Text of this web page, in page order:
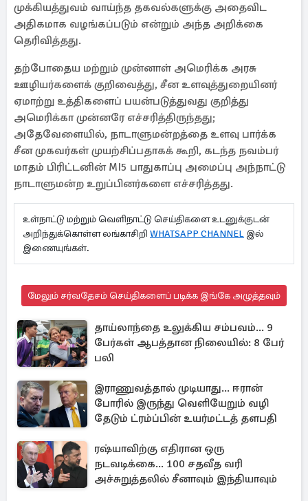
முக்கியத்துவம் வாய்ந்த தகவல்களுக்கு அதைவிட
அதிகமாக வழங்கப்படும் என்றும் அந்த அறிக்கை
தெரிவித்தது.
தற்போதைய மற்றும் முன்னாள் அமெரிக்க அரசு
ஊழியர்களைக் குறிவைத்து, சீன உளவுத்துறையினர்
ஏமாற்று உத்திகளைப் பயன்படுத்துவது குறித்து
அமெரிக்கா முன்னரே எச்சரித்திருந்தது;
அதேவேளையில், நாடாளுமன்றத்தை உளவு பார்க்க
சீன முகவர்கள் முயற்சிப்பதாகக் கூறி, கடந்த நவம்பர்
மாதம் பிரிட்டனின் MI5 பாதுகாப்பு அமைப்பு அந்நாட்டு
நாடாளுமன்ற உறுப்பினர்களை எச்சரித்தது.
உள்நாட்டு மற்றும் வெளிநாட்டு செய்திகளை உடனுக்குடன்
அறிந்துக்கொள்ள லங்காசிறி WHATSAPP CHANNEL இல்
இணையுங்கள்.
மேலும் சர்வதேசம் செய்திகளைப் படிக்க இங்கே அழுத்தவும்
தாய்லாந்தை உலுக்கிய சம்பவம்... 9
பேர்கள் ஆபத்தான நிலையில்: 8 பேர்
பலி
இராணுவத்தால் முடியாது... ஈரான்
போரில் இருந்து வெளியேறும் வழி
தேடும் ட்ரம்ப்பின் உயர்மட்டத் தளபதி
ரஷ்யாவிற்கு எதிரான ஒரு
நடவடிக்கை... 100 சதவீத வரி
அச்சுறுத்தலில் சீனாவும் இந்தியாவும்